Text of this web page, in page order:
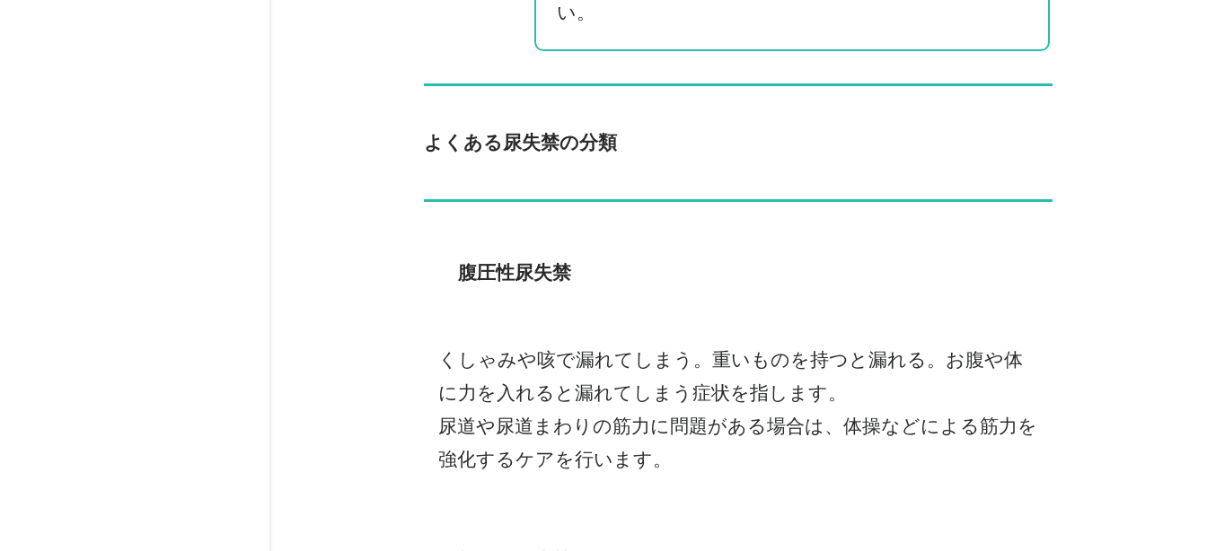
い。
よくある尿失禁の分類
腹圧性尿失禁
くしゃみや咳で漏れてしまう。重いものを持つと漏れる。お腹や体
に力を入れると漏れてしまう症状を指します。
尿道や尿道まわりの筋力に問題がある場合は、体操などによる筋力を
強化するケアを行います。